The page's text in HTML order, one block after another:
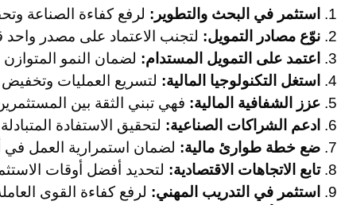
استثمر في البحث والتطوير: لرفع كفاءة الصناعة
نوّع مصادر التمويل: لتجنب الاعتماد على مصدر
اعتمد على التمويل المستدام: لضمان النمو المتوازن
استغل التكنولوجيا المالية: لتسريع العمليات وتخفيض
عزز الشفافية المالية: فهي تبني الثقة بين
ادعم الشراكات الصناعية: لتحقيق الاستفادة
ضع خطة طوارئ مالية: لضمان استمرارية العمل في
تابع الاتجاهات الاقتصادية: لتحديد أفضل أوقات
استثمر في التدريب المهني: لرفع كفاءة القوى